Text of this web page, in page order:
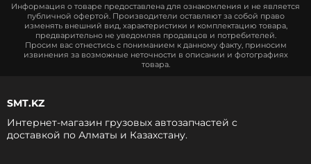
Информация о товаре предоставлена для ознакомления и не является
публичной офертой. Производители оставляют за собой право
изменять внешний вид, характеристики и комплектацию товара,
предварительно не уведомляя продавцов и потребителей.
Просим вас отнестись с пониманием к данному факту, приносим
извинения за возможные неточности в описании и фотографиях
товара.
SMT.KZ
Интернет-магазин грузовых автозапчастей c
доставкой по Алматы и Казахстану.